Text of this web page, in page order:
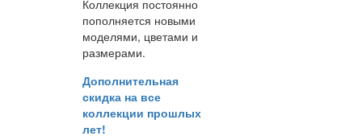
Коллекция постоянно
пополняется новыми
моделями, цветами и
размерами.
Дополнительная
скидка на все
коллекции прошлых
лет!